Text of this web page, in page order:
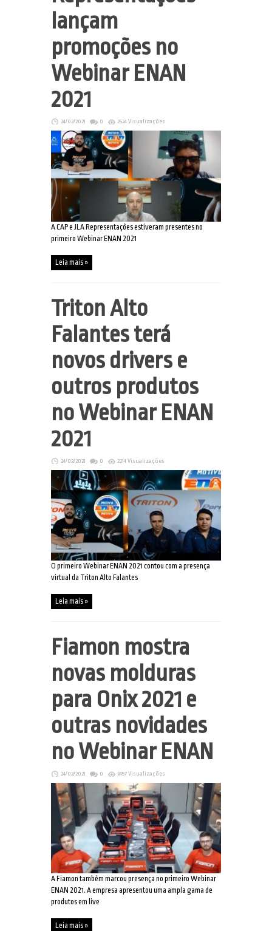
lançam
promoções no
Webinar ENAN
2021
24/02/2021 0 2524 Visualizações
A CAP e JLA Representações estiveram presentes no
primeiro Webinar ENAN 2021
Leia mais »
Triton Alto
Falantes terá
novos drivers e
outros produtos
no Webinar ENAN
2021
24/02/2021 0 2214 Visualizações
O primeiro Webinar ENAN 2021 contou com a presença
virtual da Triton Alto Falantes
Leia mais »
Fiamon mostra
novas molduras
para Onix 2021 e
outras novidades
no Webinar ENAN
24/02/2021 0 2457 Visualizações
A Fiamon também marcou presença no primeiro Webinar
ENAN 2021. A empresa apresentou uma ampla gama de
produtos em live
Leia mais »